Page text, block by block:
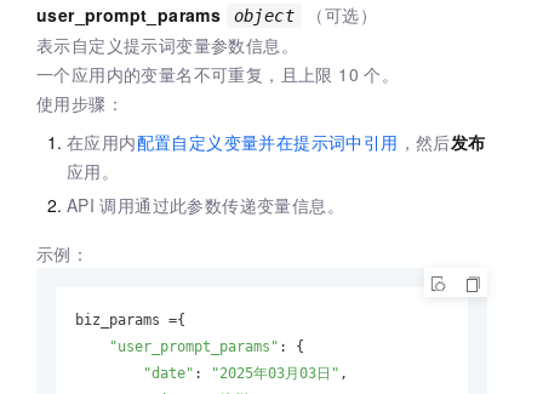
user_prompt_params object
（可选）
表示自定义提示词变量参数信息。
一个应用内的变量名不可重复，且上限 10 个。
使用步骤：
在应用内配置自定义变量并在提示词中引用 ，然后发布
应用。
API 调用通过此参数传递变量信息。
示例：
biz_params ={
"user_prompt_params" : {
"date" : "2025年03月03日" ,